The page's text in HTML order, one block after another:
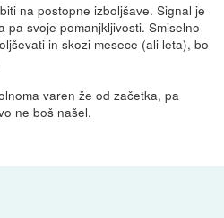
na postopne izboljšave. Signal je
pa svoje pomanjkljivosti. Smiselno
in skozi mesece (ali leta), bo
varen že od začetka, pa
ne boš našel.